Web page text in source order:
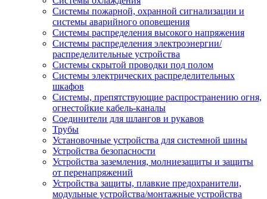
Системы пожарной, охранной сигнализации и
системы аварийного оповещения
Системы распределения высокого напряжения
Системы распределения электроэнергии/
распределительные устройства
Системы скрытой проводки под полом
Системы электрических распределительных
шкафов
Системы, препятствующие распространению огня,
огнестойкие кабель-каналы
Соединители для шлангов и рукавов
Трубы
Установочные устройства для системной шины
Устройства безопасности
Устройства заземления, молниезащиты и защиты
от перенапряжений
Устройства защиты, плавкие предохранители,
модульные устройства/монтажные устройства